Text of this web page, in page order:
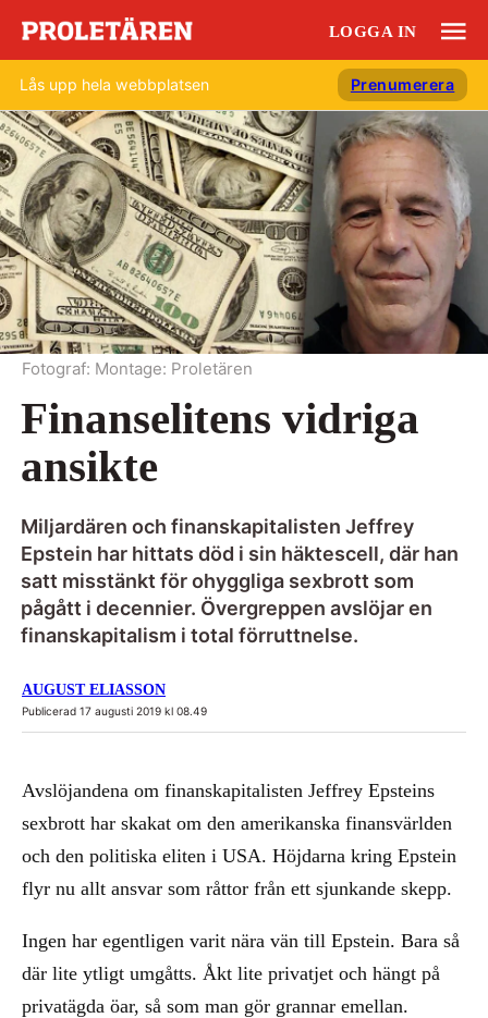
LOGGA IN
Lås upp hela webbplatsen Prenumerera
Finanselitens vidriga
ansikte
Miljardären och finanskapitalisten Jeffrey
Epstein har hittats död i sin häktescell, där han
satt misstänkt för ohyggliga sexbrott som
pågått i decennier. Övergreppen avslöjar en
finanskapitalism i total förruttnelse.
Fotograf: Montage: Proletären
AUGUST ELIASSON
Publicerad 17 augusti 2019 kl 08.49
Avslöjandena om finanskapitalisten Jeffrey Epsteins
sexbrott har skakat om den amerikanska finansvärlden
och den politiska eliten i USA. Höjdarna kring Epstein
flyr nu allt ansvar som råttor från ett sjunkande skepp.
Ingen har egentligen varit nära vän till Epstein. Bara så
där lite ytligt umgåtts. Åkt lite privatjet och hängt på
privatägda öar, så som man gör grannar emellan.